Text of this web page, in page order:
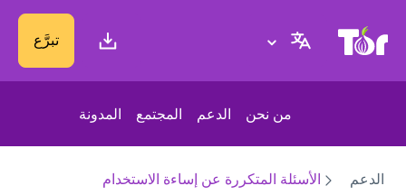
موقع Tor Project تبرَّع
من نحن الدعم المجتمع المدونة
الدعم الأسئلة المتكررة عن إساءة الاستخدام